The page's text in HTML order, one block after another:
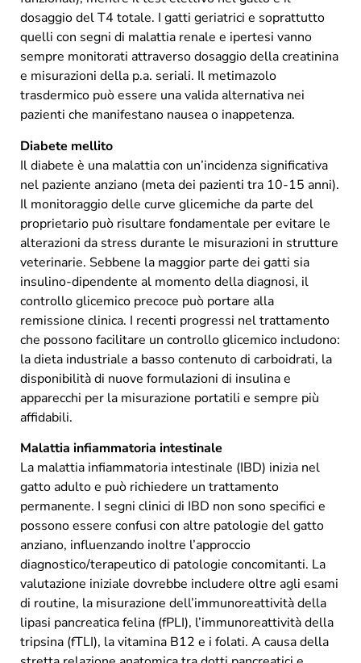
dosaggio del T4 totale. I gatti geriatrici e soprattutto
quelli con segni di malattia renale e ipertesi vanno
sempre monitorati attraverso dosaggio della creatinina
e misurazioni della p.a. seriali. Il metimazolo
trasdermico può essere una valida alternativa nei
pazienti che manifestano nausea o inappetenza.
Diabete mellito
Il diabete è una malattia con un’incidenza significativa
nel paziente anziano (meta dei pazienti tra 10-15 anni).
Il monitoraggio delle curve glicemiche da parte del
proprietario può risultare fondamentale per evitare le
alterazioni da stress durante le misurazioni in strutture
veterinarie. Sebbene la maggior parte dei gatti sia
insulino-dipendente al momento della diagnosi, il
controllo glicemico precoce può portare alla
remissione clinica. I recenti progressi nel trattamento
che possono facilitare un controllo glicemico includono:
la dieta industriale a basso contenuto di carboidrati, la
disponibilità di nuove formulazioni di insulina e
apparecchi per la misurazione portatili e sempre più
affidabili.
Malattia infiammatoria intestinale
La malattia infiammatoria intestinale (IBD) inizia nel
gatto adulto e può richiedere un trattamento
permanente. I segni clinici di IBD non sono specifici e
possono essere confusi con altre patologie del gatto
anziano, influenzando inoltre l’approccio
diagnostico/terapeutico di patologie concomitanti. La
valutazione iniziale dovrebbe includere oltre agli esami
di routine, la misurazione dell’immunoreattività della
lipasi pancreatica felina (fPLI), l’immunoreattività della
tripsina (fTLI), la vitamina B12 e i folati. A causa della